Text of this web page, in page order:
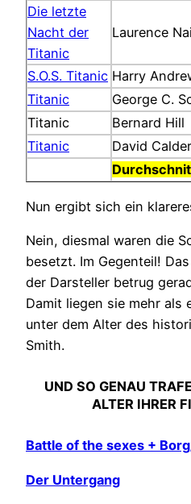
Die letzte
Nacht der
Titanic
Laurence
S.O.S. Titanic Harry
Titanic
George C.
Titanic
Bernard Hill
Titanic
David Calder
Nun ergibt sich ein
Nein, diesmal waren die
besetzt. Im Gegenteil!
der Darsteller betrug
Damit liegen sie mehr als
unter dem Alter des
Smith.
UND SO GENAU
ALTER IHRER
Battle of the sexes +
Der Untergang